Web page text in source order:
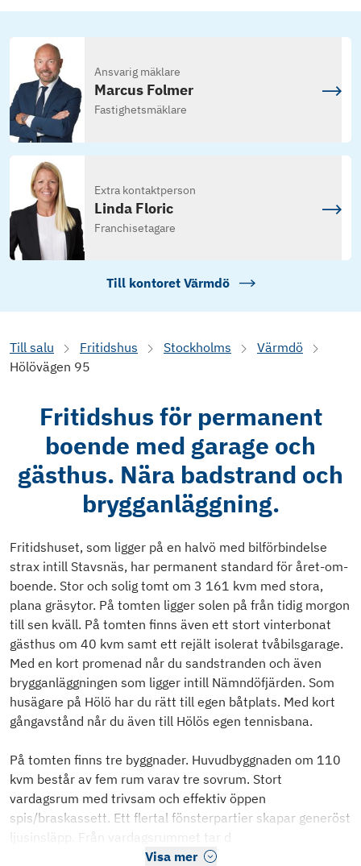
Ansvarig mäklare
Marcus Folmer
Fastighetsmäklare
Extra kontaktperson
Linda Floric
Franchisetagare
Till kontoret Värmdö
Till salu Fritidshus Stockholms
Värmdö
Hölövägen 95
Fritidshus för permanent
boende med garage och
gästhus. Nära badstrand och
brygganläggning.
Fritidshuset, som ligger på en halvö med bilförbindelse
strax intill Stavsnäs, har permanent standard för året-om-
boende. Stor och solig tomt om 3 161 kvm med stora,
plana gräsytor. På tomten ligger solen på från tidig morgon
till sen kväll. På tomten finns även ett stort vinterbonat
gästhus om 40 kvm samt ett rejält isolerat tvåbilsgarage.
Med en kort promenad når du sandstranden och även
brygganläggningen som ligger intill Nämndöfjärden. Som
husägare på Hölö har du rätt till egen båtplats. Med kort
gångavstånd når du även till Hölös egen tennisbana.
På tomten finns tre byggnader. Huvudbyggnaden om 110
kvm består av fem rum varav tre sovrum. Stort
vardagsrum med trivsam och effektiv öppen
spis/braskassett. Ett flertal fönsterpartier skapar generöst
ljusinsläpp. Från vardagsrummet tar d
Visa mer